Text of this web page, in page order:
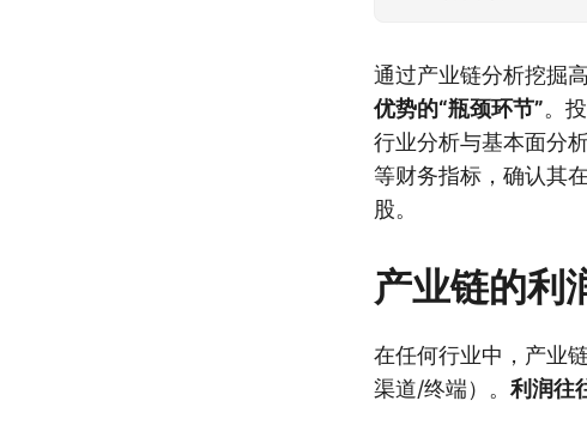
通过产业链分析挖掘
优势的“瓶颈环节”。
行业分析与基本面分
等财务指标，确认其
股。
产业链的利
在任何行业中，产业
渠道/终端）。 利润往